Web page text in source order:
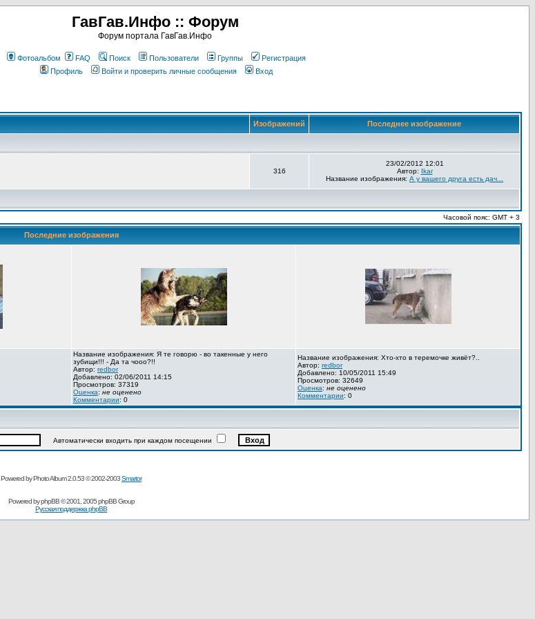
ГавГав.Инфо :: Форум
Форум портала ГавГав.Инфо
Фотоальбом FAQ Поиск Пользователи Группы
Регистрация
Профиль
Войти и проверить личные сообщения Вход
Изображений Последнее изображение
316
23/02/2012 12:01
Автор: Ikar
Название изображения: А у вашего друга есть дач...
Часовой пояс: GMT + 3
Последние изображения
Название изображения: Я те говорю - во такенные у него
зубищи!!! - Да та чооо?!!
Автор: redbor
Добавлено: 02/06/2011 14:15
Просмотров: 37319
Оценка: не оценено
Комментарии: 0
Название изображения: Хто-хто в теремочке живёт?..
Автор: redbor
Добавлено: 10/05/2011 15:49
Просмотров: 32649
Оценка: не оценено
Комментарии: 0
Автоматически входить при каждом посещении
Powered by Photo Album 2.0.53 © 2002-2003Smartor
Powered byphpBB© 2001, 2005 phpBB Group
Русская поддержка phpBB